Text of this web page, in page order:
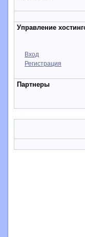
Управление
Вход
Регистрация
Партнеры